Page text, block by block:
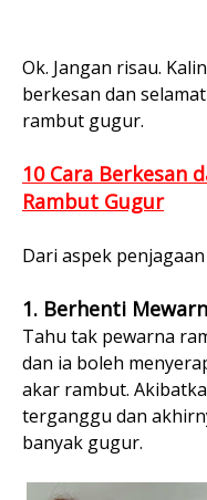
Ok. Jangan risau.
berkesan dan
rambut gugur.
10 Cara Berkesan
Rambut Gugur
Dari aspek
1. Berhenti
Tahu tak pewarna
dan ia boleh
akar rambut.
terganggu dan
banyak gugur.